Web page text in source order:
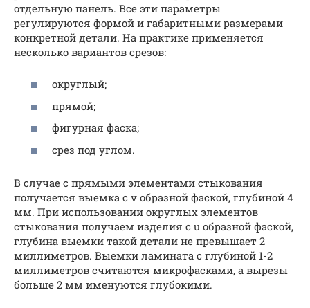
отдельную панель. Все эти параметры
регулируются формой и габаритными размерами
конкретной детали. На практике применяется
несколько вариантов срезов:
округлый;
прямой;
фигурная фаска;
срез под углом.
В случае с прямыми элементами стыкования
получается выемка с v образной фаской, глубиной 4
мм. При использовании округлых элементов
стыкования получаем изделия с u образной фаской,
глубина выемки такой детали не превышает 2
миллиметров. Выемки ламината с глубиной 1-2
миллиметров считаются микрофасками, а вырезы
больше 2 мм именуются глубокими.